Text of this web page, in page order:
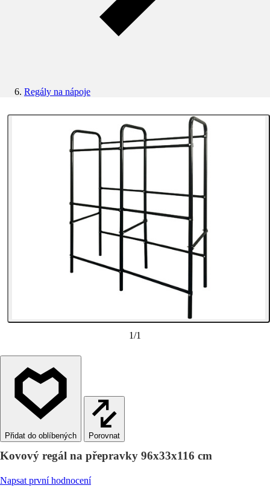
Regály na nápoje
1/1
Porovnat
Kovový regál na přepravky 96x33x116 cm
Napsat první hodnocení